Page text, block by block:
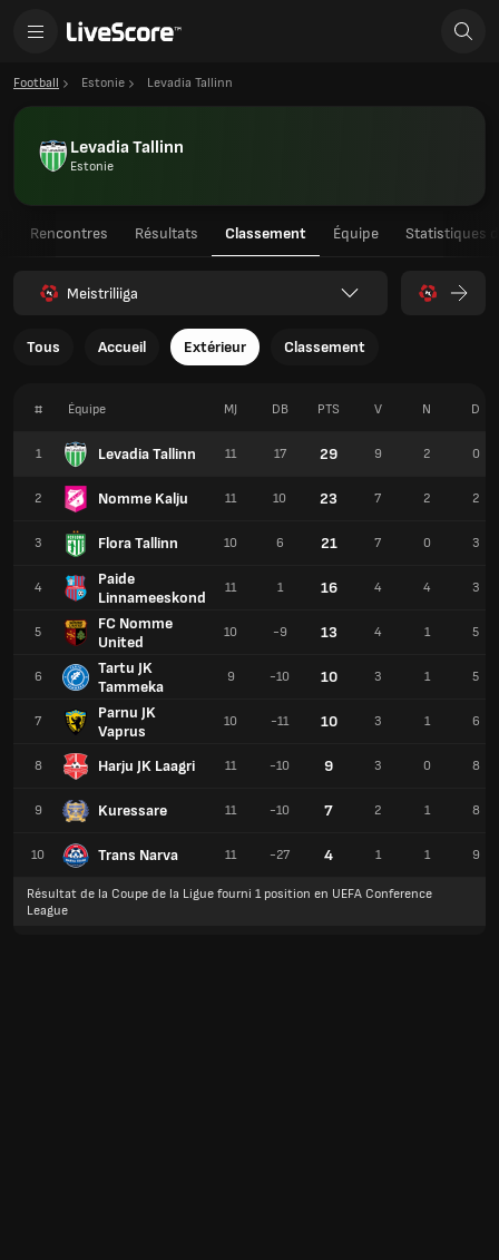
Football Estonie Levadia Tallinn
Levadia Tallinn
Estonie
Rencontres Résultats Classement Équipe Statistiques
Meistriliiga
Tous Accueil Extérieur Classement
# Équipe
1 Levadia Tallinn
2 Nomme Kalju
3 Flora Tallinn
4
Paide
Linnameeskond
5
FC Nomme
United
6
Tartu JK
Tammeka
7
Parnu JK
Vaprus
8 Harju JK Laagri
9 Kuressare
10 Trans Narva
MJ DB PTS V N D
11 17 29 9 2 0
11 10 23 7 2 2
10 6 21 7 0 3
11 1 16 4 4 3
10 -9 13 4 1 5
9 -10 10 3 1 5
10 -11 10 3 1 6
11 -10 9 3 0 8
11 -10 7 2 1 8
11 -27 4 1 1 9
Résultat de la Coupe de la Ligue fourni 1 position en UEFA Conference
League